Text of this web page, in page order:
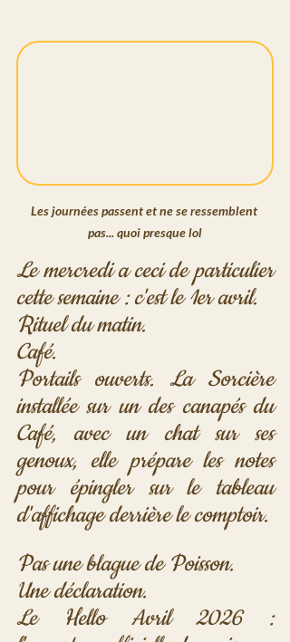
Les journées passent et ne se ressemblent
pas... quoi presque lol
Le mercredi a ceci de particulier
cette semaine : c'est le 1er avril.
Rituel du matin.
Café.
Portails ouverts. La Sorcière
installée sur un des canapés du
Café, avec un chat sur ses
genoux, elle prépare les notes
pour épingler sur le tableau
d'affichage derrière le comptoir.
Pas une blague de Poisson.
Une déclaration.
Le Hello Avril 2026 :